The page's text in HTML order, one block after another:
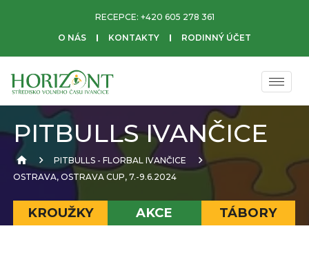
RECEPCE: +420 605 278 361
O NÁS
KONTAKTY RODINNÝ ÚČET
PITBULLS IVANČICE
PITBULLS - FLORBAL IVANČICE
OSTRAVA, OSTRAVA CUP, 7.-9.6.2024
KROUŽKY AKCE TÁBORY